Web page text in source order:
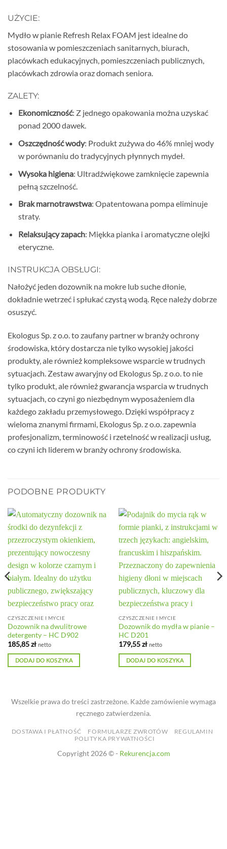
UŻYCIE:
Mydło w pianie Refresh Relax FOAM jest idealne do
stosowania w pomieszczeniach sanitarnych, biurach,
placówkach edukacyjnych, pomieszczeniach publicznych,
placówkach zdrowia oraz domach seniora.
ZALETY:
Ekonomiczność: Z jednego opakowania można uzyskać
ponad 2000 dawek.
Oszczędność wody: Produkt zużywa do 46% mniej wody
w porównaniu do tradycyjnych płynnych mydeł.
Wysoka higiena: Ultradźwiękowe zamknięcie zapewnia
pełną szczelność.
Brak marnotrawstwa: Opatentowana pompa eliminuje
straty.
Relaksujący zapach: Miękka pianka i aromatyczne olejki
eteryczne.
INSTRUKCJA OBSŁUGI:
Nałożyć jeden dozownik na mokre lub suche dłonie,
dokładnie wetrzeć i spłukać czystą wodą. Ręce należy dobrze
osuszyć.
Ekologus Sp. z o.o. to zaufany partner w branży ochrony
środowiska, który dostarcza nie tylko wysokiej jakości
produkty, ale również kompleksowe wsparcie w trudnych
sytuacjach. Zestaw awaryjny od Ekologus Sp. z o.o. to nie
tylko produkt, ale również gwarancja wsparcia w trudnych
sytuacjach, co czyni go niezbędnym wyposażeniem dla
każdego zakładu przemysłowego. Dzięki współpracy z
wieloma znanymi firmami, Ekologus Sp. z o.o. zapewnia
profesjonalizm, terminowość i rzetelność w realizacji usług,
co czyni ich liderem w branży ochrony środowiska.
PODOBNE PRODUKTY
CZYSZCZENIE I MYCIE
Dozownik na dwulitrowe
detergenty – HC D902
185,85zł netto
DODAJ DO KOSZYKA
CZYSZCZENIE I MYCIE
Dozownik do mydła w pianie –
HC D201
179,55zł netto
DODAJ DO KOSZYKA
Wszelkie prawa do treści zastrzeżone. Każde zamówienie wymaga
ręcznego zatwierdzenia.
DOSTAWA I PŁATNOŚĆ FORMULARZE ZWROTÓW
REGULAMIN
POLITYKA PRYWATNOŚCI
Copyright 2026 © - Rekurencja.com